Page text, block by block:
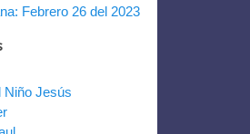
Febrero 26 del 2023
Niño Jesús